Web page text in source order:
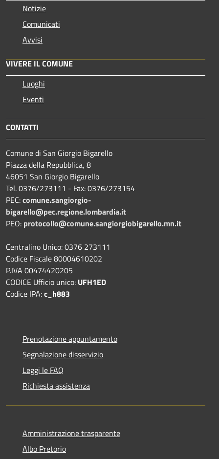
Notizie
Comunicati
Avvisi
VIVERE IL COMUNE
Luoghi
Eventi
CONTATTI
Comune di San Giorgio Bigarello
Piazza della Repubblica, 8
46051 San Giorgio Bigarello
Tel. 0376/273111 - Fax: 0376/273154
PEC:comune.sangiorgio-
bigarello@pec.regione.lombardia.it
PEO: protocollo@comune.sangiorgiobigarello.mn.it
Centralino Unico: 0376 273111
Codice Fiscale 80004610202
P.IVA 00474420205
CODICE Ufficio unico: UFH1ED
Codice IPA:c_h883
Prenotazione appuntamento
Segnalazione disservizio
Leggi le FAQ
Richiesta assistenza
Amministrazione trasparente
Albo Pretorio